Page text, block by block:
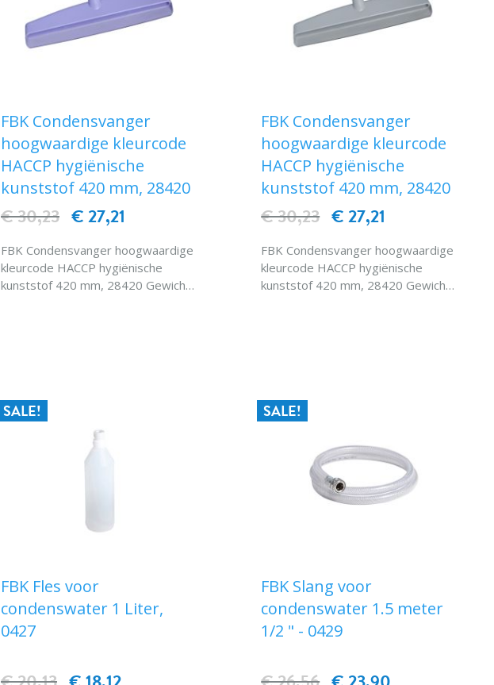
FBK Condensvanger
hoogwaardige kleurcode
HACCP hygiënische
kunststof 420 mm, 28420
€ 27,21
€ 30,23
FBK Condensvanger hoogwaardige
kleurcode HACCP hygiënische
kunststof 420 mm, 28420 Gewicht :
FBK Condensvanger
hoogwaardige kleurcode
HACCP hygiënische
kunststof 420 mm, 28420
€ 27,21
€ 30,23
FBK Condensvanger hoogwaardige
kleurcode HACCP hygiënische
kunststof 420 mm, 28420 Gewicht :
SALE!
FBK Fles voor
condenswater 1 Liter,
0427
SALE!
FBK Slang voor
condenswater 1.5 meter
1/2 " - 0429